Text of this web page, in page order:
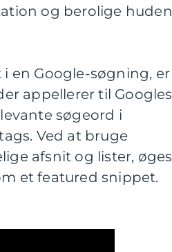
og berolige huden
en Google-søgning, er
appellerer til Googles
søgeord i
Ved at bruge
afsnit og lister, øges
et featured snippet.